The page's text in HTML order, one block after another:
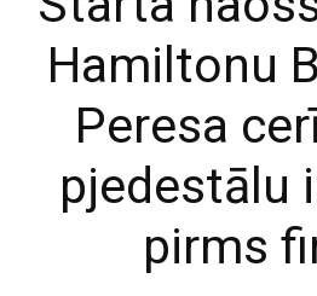
Hamiltonu
Peresa
pjedestālu
pirms